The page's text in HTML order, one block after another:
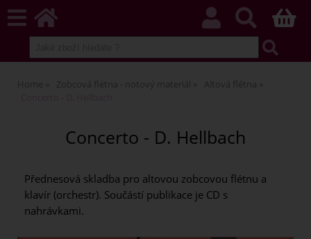
Home Zobcová flétna - notový materiál
Altová flétna
Concerto - D. Hellbach
Přednesová skladba pro altovou zobcovou flétnu a
klavír (orchestr). Součástí publikace je CD s
nahrávkami.